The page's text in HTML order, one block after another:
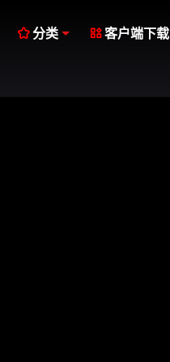
分类 客户端下载